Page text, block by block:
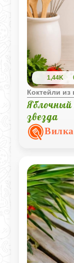
1,44K
Коктейли из
звезда
Вилка